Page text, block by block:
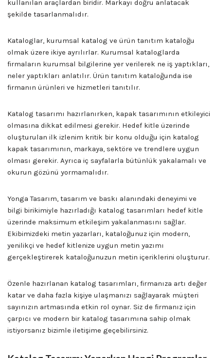
kullanılan araçlardan biridir. Markayı doğru anlatacak
şekilde tasarlanmalıdır.
Kataloglar, kurumsal katalog ve ürün tanıtım kataloğu
olmak üzere ikiye ayrılırlar. Kurumsal kataloglarda
firmaların kurumsal bilgilerine yer verilerek ne iş yaptıkları,
neler yaptıkları anlatılır. Ürün tanıtım kataloğunda ise
firmanın ürünleri ve hizmetleri tanıtılır.
Katalog tasarımı hazırlanırken, kapak tasarımının etkileyici
olmasına dikkat edilmesi gerekir. Hedef kitle üzerinde
oluşturulan ilk izlenim kritik bir konu olduğu için katalog
kapak tasarımının, markaya, sektöre ve trendlere uygun
olması gerekir. Ayrıca iç sayfalarla bütünlük yakalamalı ve
okurun gözünü yormamalıdır.
Yonga Tasarım, tasarım ve baskı alanındaki deneyimi ve
bilgi birikimiyle hazırladığı katalog tasarımları hedef kitle
üzerinde maksimum etkileşim yakalanmasını sağlar.
Ekibimizdeki metin yazarları, kataloğunuz için modern,
yenilikçi ve hedef kitlenize uygun metin yazımı
gerçekleştirerek kataloğunuzun metin içeriklerini oluşturur.
Özenle hazırlanan katalog tasarımları, firmanıza artı değer
katar ve daha fazla kişiye ulaşmanızı sağlayarak müşteri
sayınızın artmasında etkin rol oynar. Siz de firmanız için
çarpıcı ve modern bir katalog tasarımına sahip olmak
istiyorsanız bizimle iletişime geçebilirsiniz.